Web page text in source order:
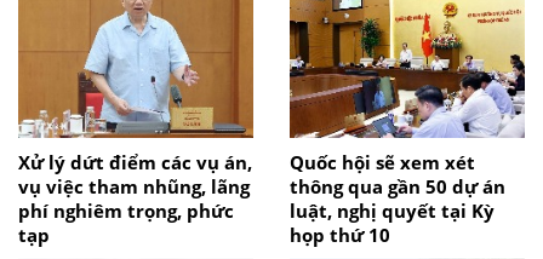
Xử lý dứt điểm các vụ án,
vụ việc tham nhũng, lãng
phí nghiêm trọng, phức
tạp
Quốc hội sẽ xem xét
thông qua gần 50 dự án
luật, nghị quyết tại Kỳ
họp thứ 10